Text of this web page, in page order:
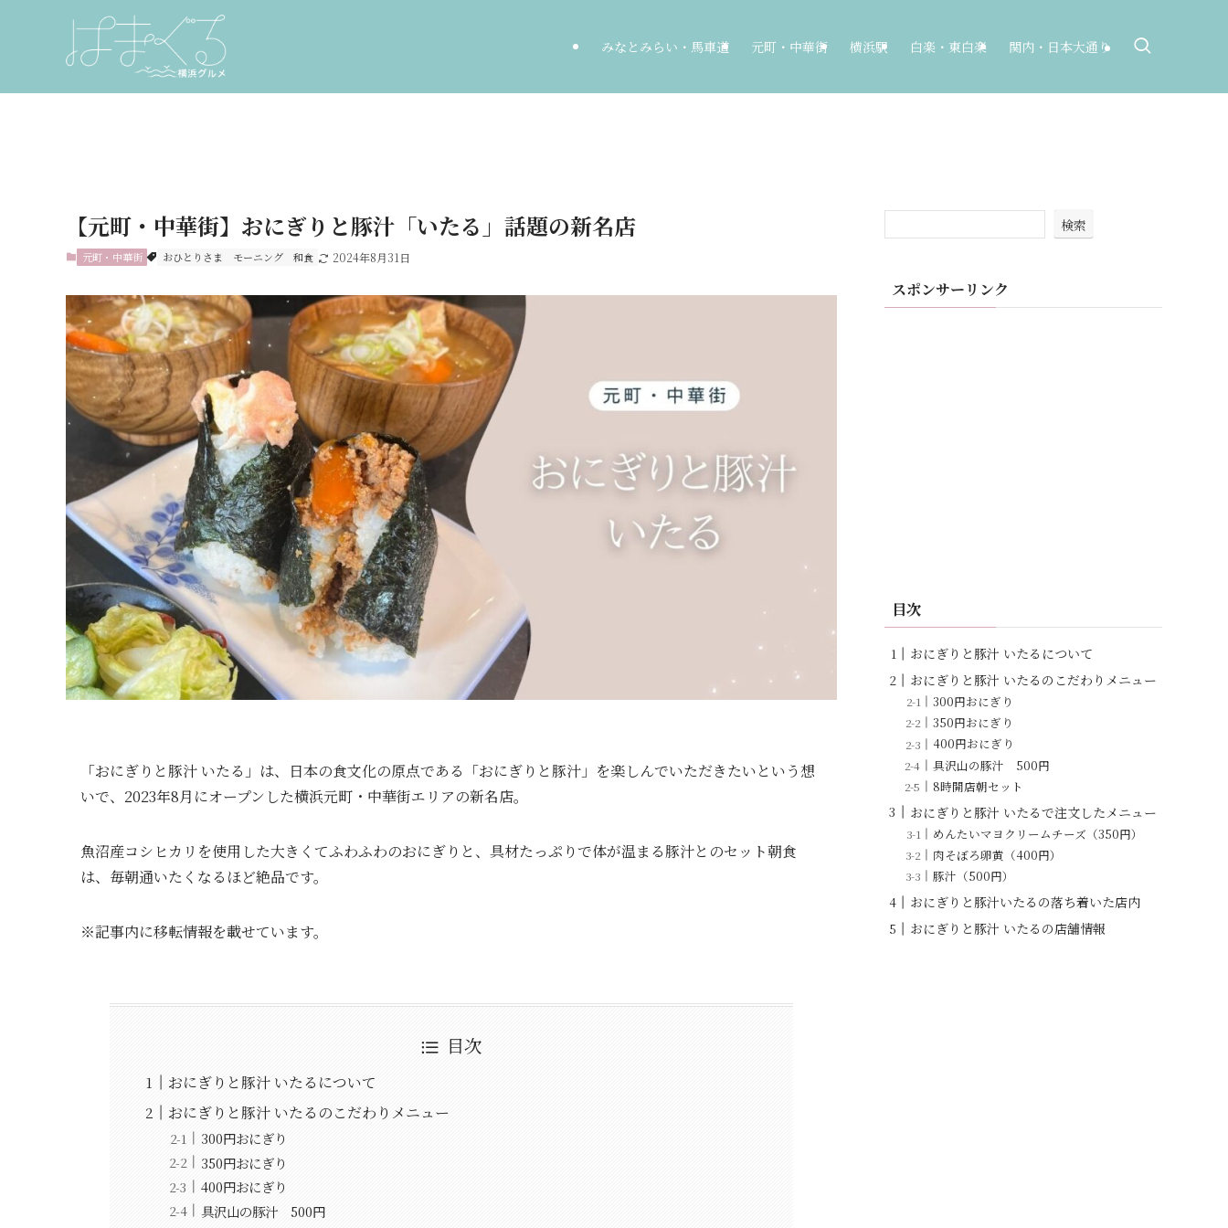
みなとみらい・馬車道 元町・中華街 横浜駅 白楽・東白楽 関内・日本大通り
【元町・中華街】おにぎりと豚汁「いたる」話題の新名店
元町・中華街 おひとりさま モーニング 和食 2024年8月31日
「おにぎりと豚汁 いたる」は、日本の食文化の原点である「おにぎりと豚汁」を楽しんでいただきたいという想
いで、2023年8月にオープンした横浜元町・中華街エリアの新名店。
魚沼産コシヒカリを使用した大きくてふわふわのおにぎりと、具材たっぷりで体が温まる豚汁とのセット朝食
は、毎朝通いたくなるほど絶品です。
※記事内に移転情報を載せています。
目次
おにぎりと豚汁 いたるについて
おにぎりと豚汁 いたるのこだわりメニュー
300円おにぎり
350円おにぎり
400円おにぎり
具沢山の豚汁 500円
検索
スポンサーリンク
目次
おにぎりと豚汁 いたるについて
おにぎりと豚汁 いたるのこだわりメニュー
300円おにぎり
350円おにぎり
400円おにぎり
具沢山の豚汁 500円
8時開店朝セット
おにぎりと豚汁 いたるで注文したメニュー
めんたいマヨクリームチーズ（350円）
肉そぼろ卵黄（400円）
豚汁（500円）
おにぎりと豚汁いたるの落ち着いた店内
おにぎりと豚汁 いたるの店舗情報